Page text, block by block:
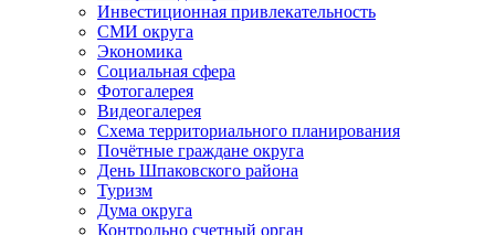
Инвестиционная привлекательность
СМИ округа
Экономика
Социальная сфера
Фотогалерея
Видеогалерея
Схема территориального планирования
Почётные граждане округа
День Шпаковского района
Туризм
Дума округа
Контрольно счетный орган